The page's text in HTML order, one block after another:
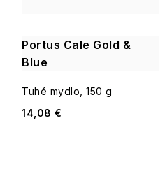
p
o
p
r
o
d
Portus Cale Gold &
Blue
Tuhé mydlo, 150 g
14,08 €